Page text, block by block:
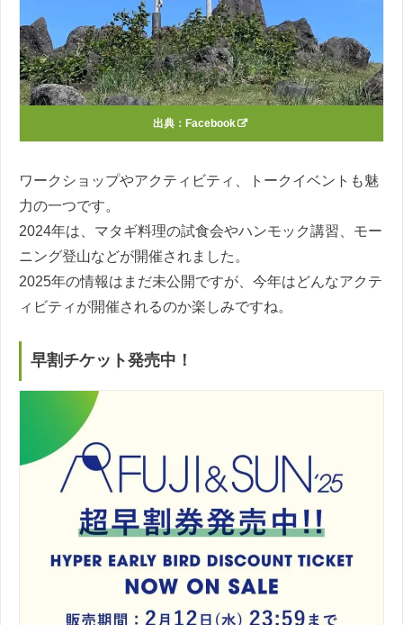
出典： Facebook
ワークショップやアクティビティ、トークイベントも魅
力の一つです。
2024年は、マタギ料理の試食会やハンモック講習、モー
ニング登山などが開催されました。
2025年の情報はまだ未公開ですが、今年はどんなアクテ
ィビティが開催されるのか楽しみですね。
早割チケット発売中！